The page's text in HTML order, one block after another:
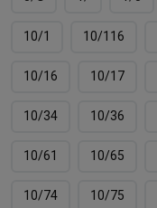
10/1 10/116
10/16 10/17
10/34 10/36
10/61 10/65
10/74 10/75